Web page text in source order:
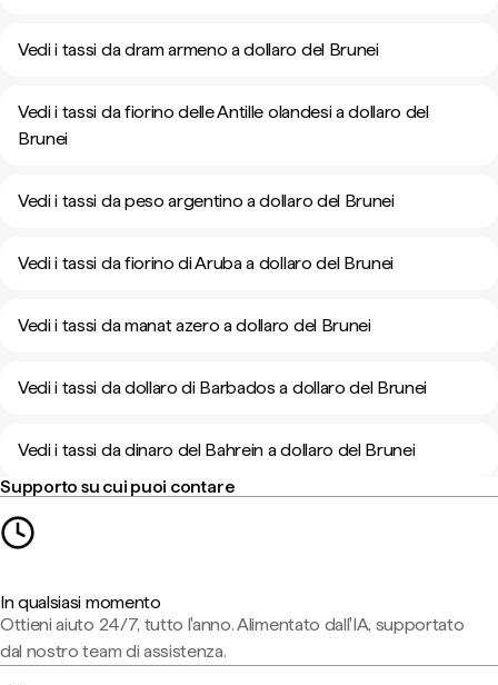
Vedi i tassi da dram armeno a dollaro del Brunei
Vedi i tassi da fiorino delle Antille olandesi a dollaro del
Brunei
Vedi i tassi da peso argentino a dollaro del Brunei
Vedi i tassi da fiorino di Aruba a dollaro del Brunei
Vedi i tassi da manat azero a dollaro del Brunei
Vedi i tassi da dollaro di Barbados a dollaro del Brunei
Vedi i tassi da dinaro del Bahrein a dollaro del Brunei
Supporto su cui puoi contare
In qualsiasi momento
Ottieni aiuto 24/7, tutto l'anno. Alimentato dall'IA, supportato
dal nostro team di assistenza.